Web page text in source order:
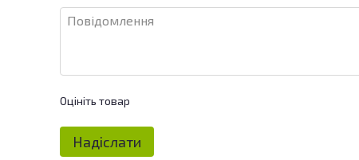
Оцініть товар
Надіслати